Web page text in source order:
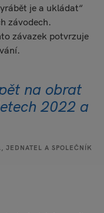
je a ukládat“
závodech.
závazek potvrzuje
na obrat
2022 a
JEDNATEL A SPOLEČNÍK